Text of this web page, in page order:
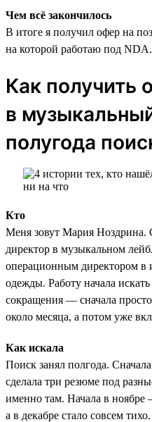
Чем всё закончилось
В итоге я получил офер на
на которой работаю под NDA.
Как получить
в
полугода
Кто
Меня зовут Мария Ноздрина.
директор в музыкальном
операционным директором в
одежды. Работу начала
сокращения — сначала
около месяца, а потом уже
Как искала
Поиск занял полгода.
сделала три резюме под
именно там. Начала в
а в декабре стало совсем